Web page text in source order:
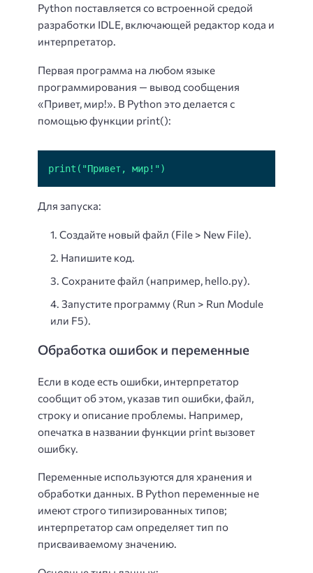
Python поставляется со встроенной средой
разработки IDLE, включающей редактор кода и
интерпретатор.
Первая программа на любом языке
программирования — вывод сообщения
«Привет, мир!». В Python это делается с
помощью функции print():
print("Привет, мир!")
Для запуска:
Создайте новый файл (File > New File).
Напишите код.
Сохраните файл (например, hello.py).
Запустите программу (Run > Run Module
или F5).
Обработка ошибок и переменные
Если в коде есть ошибки, интерпретатор
сообщит об этом, указав тип ошибки, файл,
строку и описание проблемы. Например,
опечатка в названии функции print вызовет
ошибку.
Переменные используются для хранения и
обработки данных. В Python переменные не
имеют строго типизированных типов;
интерпретатор сам определяет тип по
присваиваемому значению.